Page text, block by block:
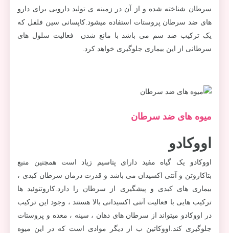
سرطان شناخته شده و از آن در زمینه ی تولید دارویی برای دارو
های ضد سرطان پروستات استفاده میشود.کاپسانی سین فلفل که
یک ترکیب ضد سم می باشد با مانع شدن فعالیت سلول های
سرطانی از این بیماری جلوگیری خواهد کرد.
میوه های ضد سرطان
اووکادو
اووکادو یک گیاه مفید دارای پتاسیم زیاد است همچنین منبع
بتاکاروتن و آنتی اکسیدان می باشد و قدرت درمان سرطان کبدی ،
بیماری های کبدی و پیشگیری از سرطان را دارد.کاروتنوئید ها
ترکیب هایی با فعالیت آنتی اکسیدانی بالا هستند ، وجود این ترکیب
در اووکادو میتواند از سرطان های دهان ، سینه ، معده و پروستات
جلوگیری کند.اووکاتین ب از دیگر موادی است که در این میوه